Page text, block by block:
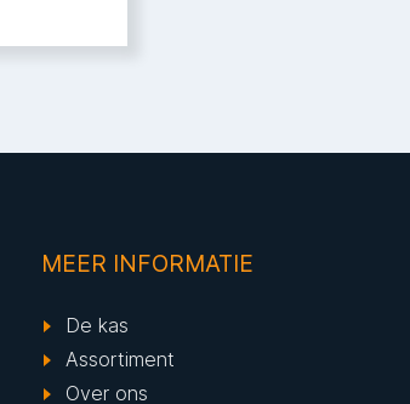
MEER INFORMATIE
De kas
Assortiment
Over ons